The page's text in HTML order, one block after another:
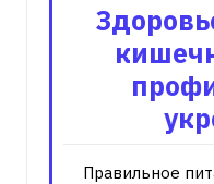
Правильное